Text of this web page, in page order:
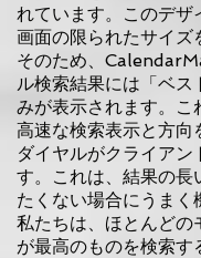
れています。このデザ
画面の限られたサイズ
そのため、
ル検索結果には「ベス
みが表示されます。こ
高速な検索表示と方向
ダイヤルがクライアン
す。これは、結果の長
たくない場合にうまく
私たちは、ほとんどの
が最高のものを検索す